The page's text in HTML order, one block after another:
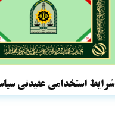
شرایط استخدامی عقیدتی